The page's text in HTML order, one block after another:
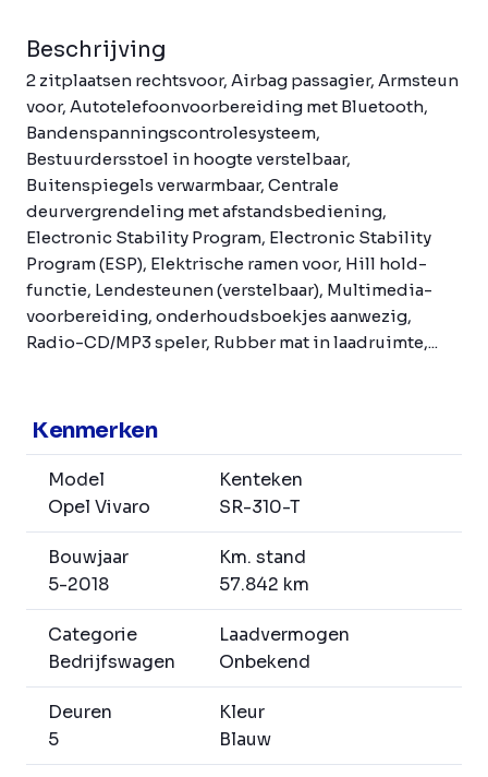
Beschrijving
2 zitplaatsen rechtsvoor, Airbag passagier, Armsteun
voor, Autotelefoonvoorbereiding met Bluetooth,
Bandenspanningscontrolesysteem,
Bestuurdersstoel in hoogte verstelbaar,
Buitenspiegels verwarmbaar, Centrale
deurvergrendeling met afstandsbediening,
Electronic Stability Program, Electronic Stability
Program (ESP), Elektrische ramen voor, Hill hold-
functie, Lendesteunen (verstelbaar), Multimedia-
voorbereiding, onderhoudsboekjes aanwezig,
Radio-CD/MP3 speler, Rubber mat in laadruimte,...
Kenmerken
Model
Opel Vivaro
Kenteken
SR-310-T
Bouwjaar
5-2018
Km. stand
57.842 km
Categorie
Bedrijfswagen
Laadvermogen
Onbekend
Deuren
5
Kleur
Blauw